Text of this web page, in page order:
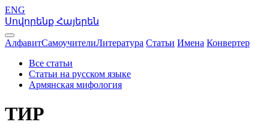
ENG
Սովորենք Հայերեն
АлфавитСамоучителиЛитература Статьи Имена Конвертер
Все статьи
Статьи на русском языке
Армянская мифология
ТИР